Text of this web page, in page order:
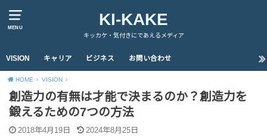
MENU KI-KAKE
キッカケ・気付きにであえるメディア
VISION キャリア ビジネス お問い合わせ
HOME VISION
創造力の有無は才能で決まるのか？創造力を
鍛えるための7つの方法
2018年4月19日 2024年8月25日